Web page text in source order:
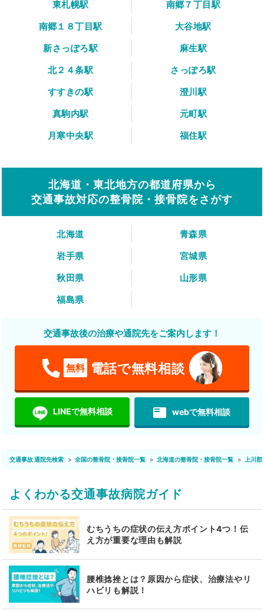
東札幌駅
南郷７丁目駅
南郷１８丁目駅
大谷地駅
新さっぽろ駅
麻生駅
北２４条駅
さっぽろ駅
すすきの駅
澄川駅
真駒内駅
元町駅
月寒中央駅
福住駅
北海道・東北地方の都道府県から
交通事故対応の整骨院・接骨院をさがす
北海道
青森県
岩手県
宮城県
秋田県
山形県
福島県
交通事故後の治療や通院先をご案内します！
無料 電話で無料相談
LINEで無料相談 featured_play_list webで無料相談
交通事故 通院先検索 全国の整骨院・接骨院一覧 北海道の整骨院・接骨院一覧 上川
よくわかる交通事故病院ガイド
むちうちの症状の伝え方ポイント4つ！伝
え方が重要な理由も解説
腰椎捻挫とは？原因から症状、治療法やリ
ハビリも解説！